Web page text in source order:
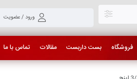
ورود / عضویت
فروشگاه بست داربست مقالات تماس با ما